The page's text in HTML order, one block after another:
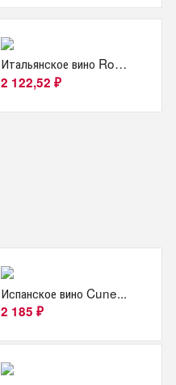
Итальянское вино Roero...
2 122,52₽
Испанское вино Cune...
2 185₽